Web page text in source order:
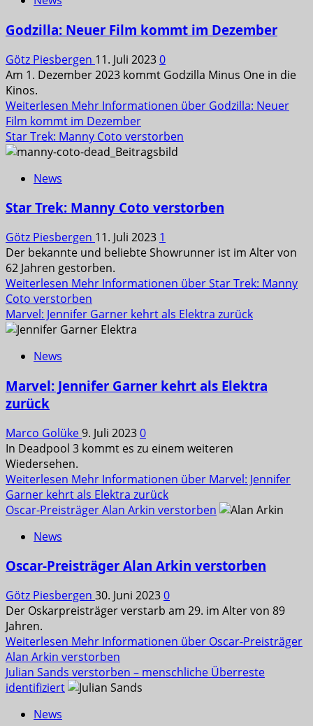
Godzilla: Neuer Film kommt im Dezember
Götz Piesbergen 11. Juli 20230
Am 1. Dezember 2023 kommt Godzilla Minus One in die
Kinos.
Weiterlesen Mehr Informationen über Godzilla: Neuer
Film kommt im Dezember
Star Trek: Manny Coto verstorben
News
Star Trek: Manny Coto verstorben
Götz Piesbergen 11. Juli 2023 1
Der bekannte und beliebte Showrunner ist im Alter von
62 Jahren gestorben.
Weiterlesen Mehr Informationen über Star Trek: Manny
Coto verstorben
Marvel: Jennifer Garner kehrt als Elektra zurück
News
Marvel: Jennifer Garner kehrt als Elektra
zurück
Marco Golüke9. Juli 20230
In Deadpool 3 kommt es zu einem weiteren
Wiedersehen.
Weiterlesen Mehr Informationen über Marvel: Jennifer
Garner kehrt als Elektra zurück
Oscar-Preisträger Alan Arkin verstorben
News
Oscar-Preisträger Alan Arkin verstorben
Götz Piesbergen 30. Juni 20230
Der Oskarpreisträger verstarb am 29. im Alter von 89
Jahren.
Weiterlesen Mehr Informationen über Oscar-Preisträger
Alan Arkin verstorben
Julian Sands verstorben – menschliche Überreste
identifiziert
News